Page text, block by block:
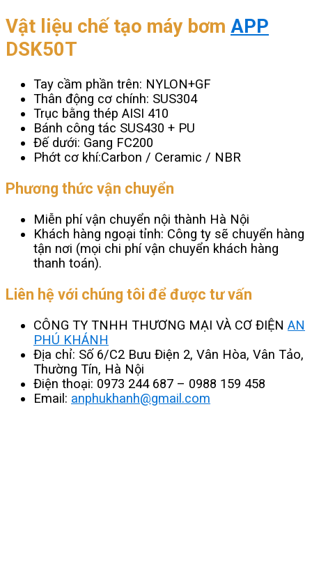
Vật liệu chế tạo máy bơm APP
DSK50T
Tay cầm phần trên: NYLON+GF
Thân động cơ chính: SUS304
Trục bằng thép AISI 410
Bánh công tác SUS430 + PU
Đế dưới: Gang FC200
Phớt cơ khí:Carbon / Ceramic / NBR
Phương thức vận chuyển
Miễn phí vận chuyển nội thành Hà Nội
Khách hàng ngoại tỉnh: Công ty sẽ chuyển hàng
tận nơi (mọi chi phí vận chuyển khách hàng
thanh toán).
Liên hệ với chúng tôi để được tư vấn
CÔNG TY TNHH THƯƠNG MẠI VÀ CƠ ĐIỆN AN
PHÚ KHÁNH
Địa chỉ: Số 6/C2 Bưu Điện 2, Vân Hòa, Vân Tảo,
Thường Tín, Hà Nội
Điện thoại: 0973 244 687 – 0988 159 458
Email: anphukhanh@gmail.com